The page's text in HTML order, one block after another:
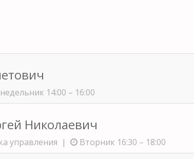
14:00 – 16:00
Николаевич
управления | Вторник 16:30 – 18:00